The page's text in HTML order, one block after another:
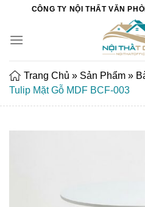
Chuyển
nội
CÔNG TY NỘI THẤT VĂN
Trang Chủ » Sản Phẩm »
Tulip Mặt Gỗ MDF BCF-003